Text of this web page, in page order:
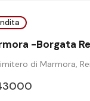
-Borgata
di Marmora,